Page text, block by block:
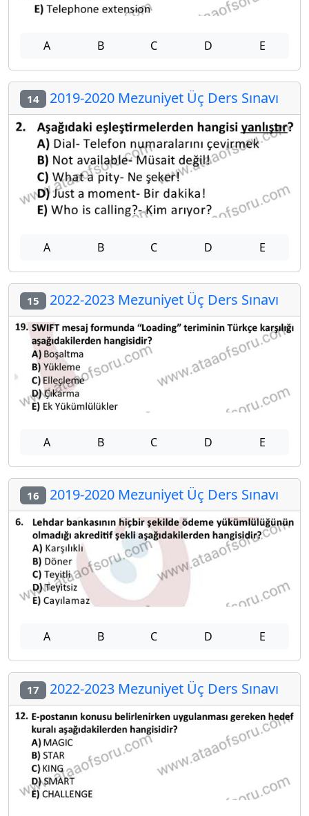
A B C D E
14 2019-2020 Mezuniyet Üç Ders Sınavı
A B C D E
15 2022-2023 Mezuniyet Üç Ders Sınavı
A B C D E
16 2019-2020 Mezuniyet Üç Ders Sınavı
A B C D E
17 2022-2023 Mezuniyet Üç Ders Sınavı